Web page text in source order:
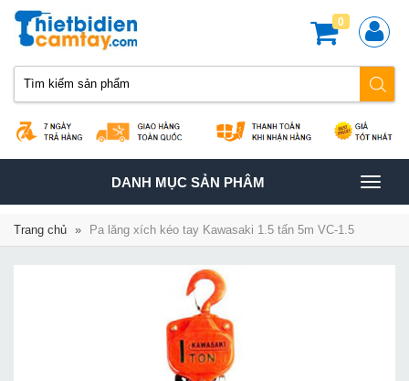
0
TOGGLE
NAVIGATION
DANH MỤC SẢN PHÂM
Trang chủ » Pa lăng xích kéo tay Kawasaki 1.5 tấn 5m VC-1.5